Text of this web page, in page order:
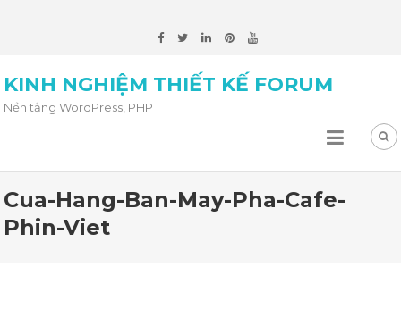
KINH NGHIỆM THIẾT KẾ FORUM
Nền tảng WordPress, PHP
Cua-Hang-Ban-May-Pha-Cafe-
Phin-Viet